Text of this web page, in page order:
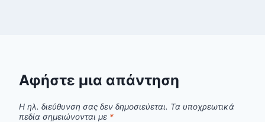
Αφήστε μια απάντηση
Η ηλ. διεύθυνση σας δεν δημοσιεύεται. Τα υποχρεωτικά
πεδία σημειώνονται με *